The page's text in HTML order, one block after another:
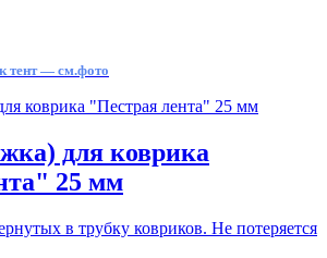
тент — см.фото
для коврика
25 мм
в трубку ковриков. Не потеряется